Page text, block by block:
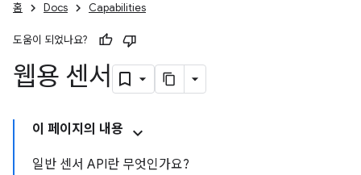
홈 Docs Capabilities
도움이 되었나요?
웹용 센서
이 페이지의 내용
일반 센서 API란 무엇인가요?